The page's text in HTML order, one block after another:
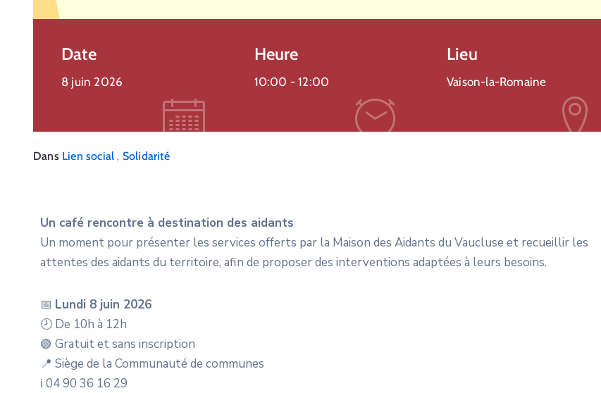
Date
8 juin 2026
Heure
10:00 -12:00
Lieu
Vaison-la-Romaine
Dans Lien social , Solidarité
Un café rencontre à destination des aidants
Un moment pour présenter les services offerts par la Maison des Aidants du Vaucluse et recueillir les
attentes des aidants du territoire, afin de proposer des interventions adaptées à leurs besoins.
📅 Lundi 8 juin 2026
🕗 De 10h à 12h
🟢 Gratuit et sans inscription
📍 Siège de la Communauté de communes
ℹ️ 04 90 36 16 29